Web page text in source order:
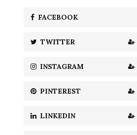
FACEBOOK
TWITTER
INSTAGRAM
PINTEREST
LINKEDIN